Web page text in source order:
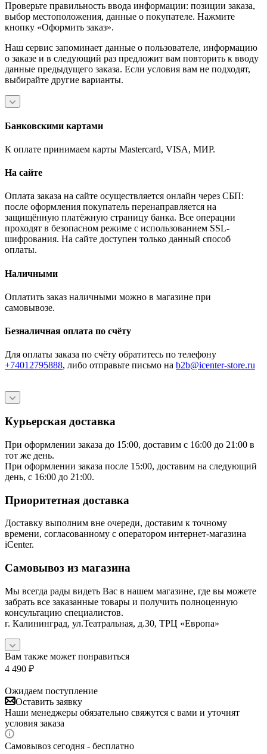
Проверьте правильность ввода информации: позиции заказа,
выбор местоположения, данные о покупателе. Нажмите
кнопку «Оформить заказ».
Наш сервис запоминает данные о пользователе, информацию
о заказе и в следующий раз предложит вам повторить к вводу
данные предыдущего заказа. Если условия вам не подходят,
выбирайте другие варианты.
Банковскими картами
К оплате принимаем карты Mastercard, VISA, МИР.
На сайте
Оплата заказа на сайте осуществляется онлайн через СБП:
после оформления покупатель перенаправляется на
защищённую платёжную страницу банка. Все операции
проходят в безопасном режиме с использованием SSL-
шифрования. На сайте доступен только данный способ
оплаты.
Наличными
Оплатить заказ наличными можно в магазине при
самовывозе.
Безналичная оплата по счёту
Для оплаты заказа по счёту обратитесь по телефону
+74012795888, либо отправьте письмо на b2b@icenter-store.ru
Курьерская доставка
При оформлении заказа до 15:00, доставим с 16:00 до 21:00 в
тот же день.
При оформлении заказа после 15:00, доставим на следующий
день, с 16:00 до 21:00.
Приоритетная доставка
Доставку выполним вне очереди, доставим к точному
времени, согласованному с оператором интернет-магазина
iCenter.
Самовывоз из магазина
Мы всегда рады видеть Вас в нашем магазине, где вы можете
забрать все заказанные товары и получить полноценную
консультацию специалистов.
г. Калининград, ул.Театральная, д.30, ТРЦ «Европа»
Вам также может понравиться
4 490 ₽
Ожидаем поступление
Оставить заявку
Наши менеджеры обязательно свяжутся с вами и уточнят
условия заказа
Самовывоз сегодня - бесплатно